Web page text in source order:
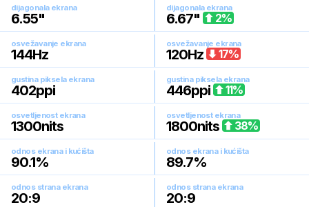
dijagonala ekrana
6.55"
dijagonala ekrana
6.67" 2%
osvežavanje ekrana
144Hz
osvežavanje ekrana
120Hz 17%
gustina piksela ekrana
402ppi
gustina piksela ekrana
446ppi 11%
osvetljenost ekrana
1300nits
osvetljenost ekrana
1800nits 38%
odnos ekrana i kućišta
90.1%
odnos ekrana i kućišta
89.7%
odnos strana ekrana
20:9
odnos strana ekrana
20:9